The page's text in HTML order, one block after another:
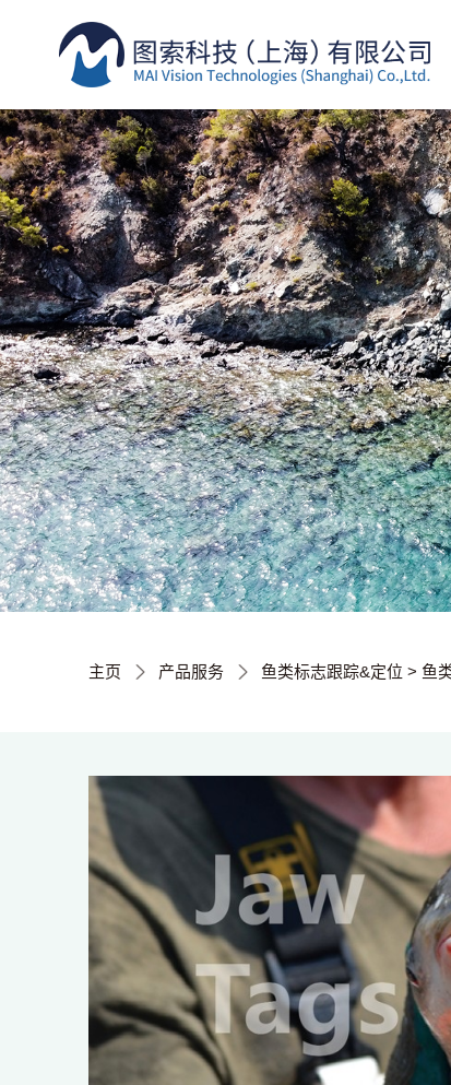
主页 产品服务 鱼类标志跟踪&定位 > 鱼